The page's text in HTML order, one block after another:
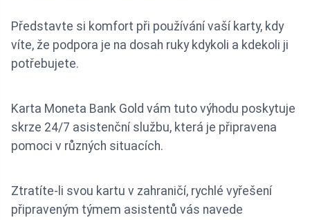
Představte si komfort při používání vaší karty, kdy
víte, že podpora je na dosah ruky kdykoli a kdekoli ji
potřebujete.
Karta Moneta Bank Gold vám tuto výhodu poskytuje
skrze 24/7 asistenční službu, která je připravena
pomoci v různých situacích.
Ztratíte-li svou kartu v zahraničí, rychlé vyřešení
připraveným týmem asistentů vás navede